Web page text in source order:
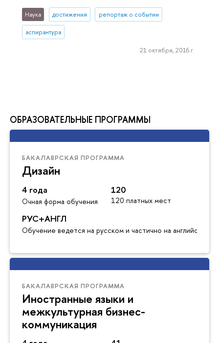
ОБРАЗОВАТЕЛЬНЫЕ ПРОГРАММЫ
БАКАЛАВРСКАЯ ПРОГРАММА
Дизайн
4 года
Очная форма обучения
120
120 платных мест
РУС+АНГЛ
Обучение ведется на русском и частично на английском
БАКАЛАВРСКАЯ ПРОГРАММА
Иностранные языки и
межкультурная бизнес-
коммуникация
Наука достижения репортаж о событии
аспирантура
21 октября, 2016 г.